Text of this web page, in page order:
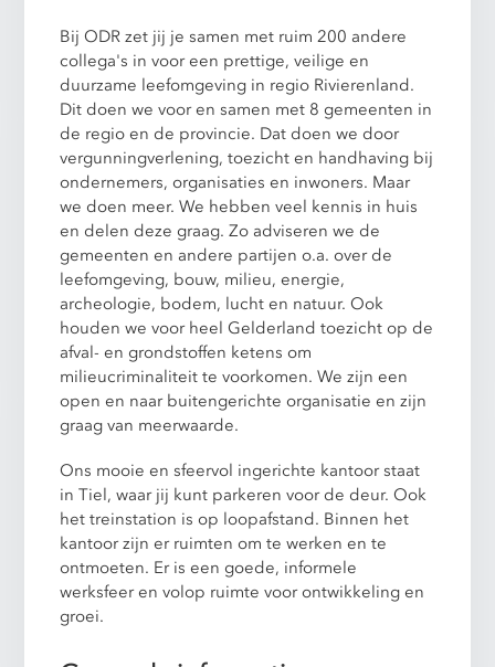
Bij ODR zet jij je samen met ruim 200 andere
collega's in voor een prettige, veilige en
duurzame leefomgeving in regio Rivierenland.
Dit doen we voor en samen met 8 gemeenten in
de regio en de provincie. Dat doen we door
vergunningverlening, toezicht en handhaving bij
ondernemers, organisaties en inwoners. Maar
we doen meer. We hebben veel kennis in huis
en delen deze graag. Zo adviseren we de
gemeenten en andere partijen o.a. over de
leefomgeving, bouw, milieu, energie,
archeologie, bodem, lucht en natuur. Ook
houden we voor heel Gelderland toezicht op de
afval- en grondstoffen ketens om
milieucriminaliteit te voorkomen. We zijn een
open en naar buitengerichte organisatie en zijn
graag van meerwaarde.
Ons mooie en sfeervol ingerichte kantoor staat
in Tiel, waar jij kunt parkeren voor de deur. Ook
het treinstation is op loopafstand. Binnen het
kantoor zijn er ruimten om te werken en te
ontmoeten. Er is een goede, informele
werksfeer en volop ruimte voor ontwikkeling en
groei.